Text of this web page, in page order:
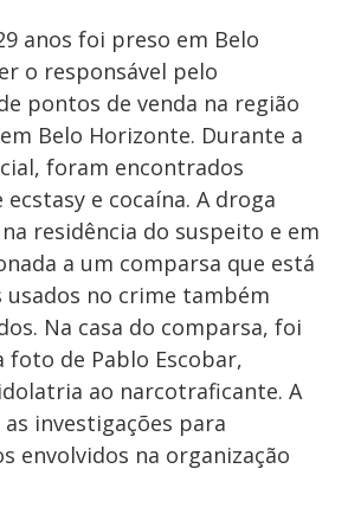
anos foi preso em Belo
o responsável pelo
pontos de venda na região
Belo Horizonte. Durante a
foram encontrados
e cocaína. A droga
residência do suspeito e em
a um comparsa que está
usados no crime também
Na casa do comparsa, foi
foto de Pablo Escobar,
ao narcotraficante. A
investigações para
envolvidos na organização